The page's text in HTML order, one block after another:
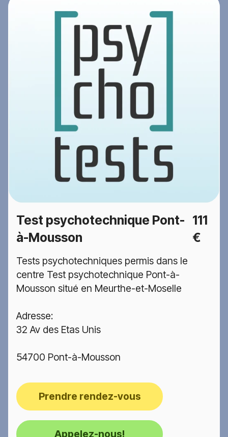
Test psychotechnique Pont-
à-Mousson
111
€
Tests psychotechniques permis dans le
centre Test psychotechnique Pont-à-
Mousson situé en Meurthe-et-Moselle
Adresse:
32 Av des Etas Unis
54700 Pont-à-Mousson
Prendre rendez-vous
Appelez-nous!